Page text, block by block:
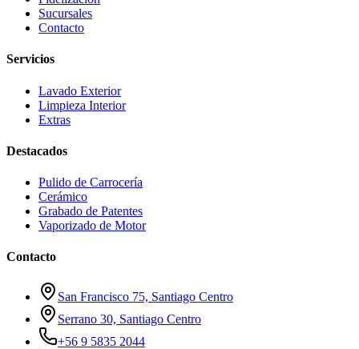
Sucursales
Contacto
Servicios
Lavado Exterior
Limpieza Interior
Extras
Destacados
Pulido de Carrocería
Cerámico
Grabado de Patentes
Vaporizado de Motor
Contacto
San Francisco 75, Santiago Centro
Serrano 30, Santiago Centro
+56 9 5835 2044